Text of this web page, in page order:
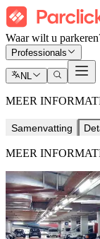
Waar wilt u
Professionals
NL
MEER
Samenvatting
MEER